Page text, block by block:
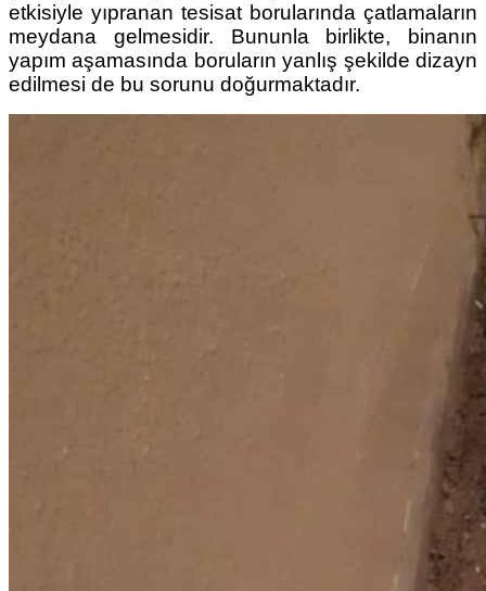
etkisiyle yıpranan tesisat borularında çatlamaların
meydana gelmesidir. Bununla birlikte, binanın
yapım aşamasında boruların yanlış şekilde dizayn
edilmesi de bu sorunu doğurmaktadır.